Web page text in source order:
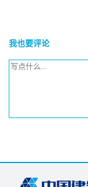
我也要评论